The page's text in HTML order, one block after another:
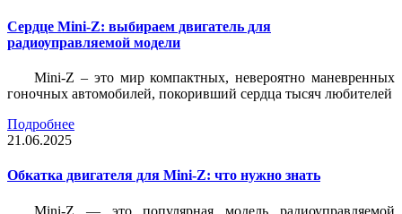
Сердце Mini-Z: выбираем двигатель для
радиоуправляемой модели
Mini-Z – это мир компактных, невероятно маневренных
гоночных автомобилей, покоривший сердца тысяч любителей
Подробнее
21.06.2025
Обкатка двигателя для Mini-Z: что нужно знать
Mini-Z — это популярная модель радиоуправляемой